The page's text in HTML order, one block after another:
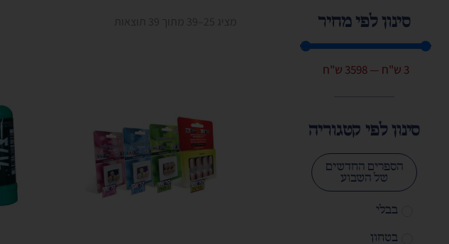
סינון לפי מחיר
3 ש"ח —
3598 ש"ח
סינון לפי קטגוריה
הספרים החדשים
של השבוע
בבלי
בטחון
מציג 25–39 מתוך 39 תוצאות